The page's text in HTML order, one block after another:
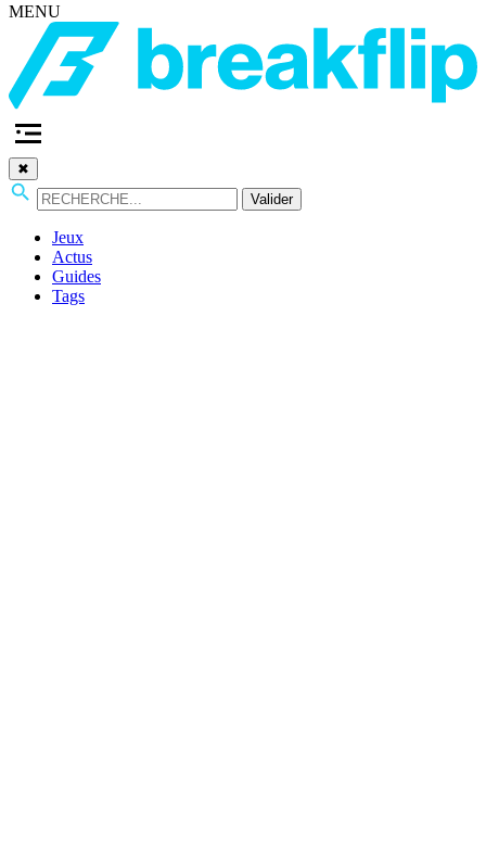
MENU
✖
Valider
Jeux
Actus
Guides
Tags